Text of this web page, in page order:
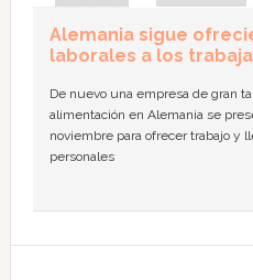
Alemania sigue
laborales a los
De nuevo una empresa de gran
alimentación en Alemania se
noviembre para ofrecer trabajo y
personales